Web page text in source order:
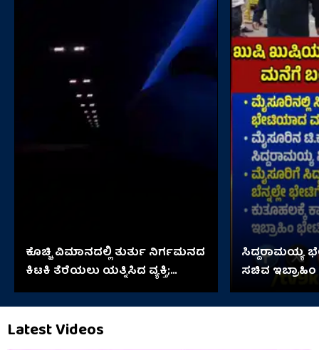
ಕೊಚ್ಚಿ ವಿಮಾನದಲ್ಲಿ ತುರ್ತು ನಿರ್ಗಮನದ
ಕಿಟಕಿ ತೆರೆಯಲು ಯತ್ನಿಸಿದ ವ್ಯಕ್ತಿ;
ಆಮೇಲೇನಾಯ್ತು?
ಸಿದ್ದರಾಮಯ್ಯ
ಸಚಿವ ಇಬ್ರಾಹಿಂ
Latest Videos